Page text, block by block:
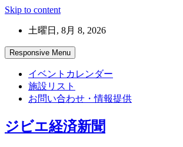
Skip to content
土曜日, 8月 8, 2026
Responsive Menu
イベントカレンダー
施設リスト
お問い合わせ・情報提供
ジビエ経済新聞